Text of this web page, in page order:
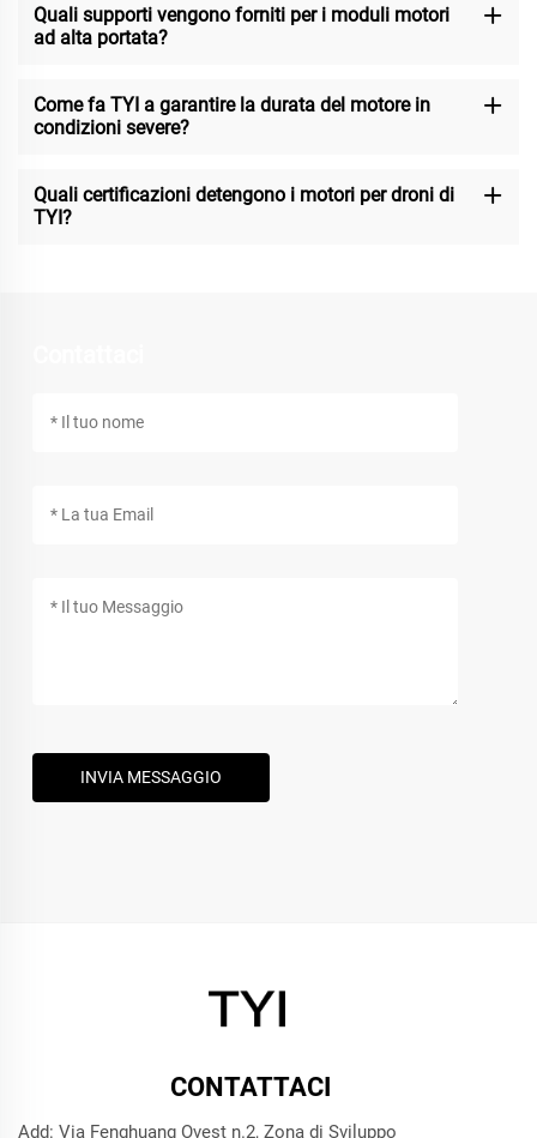
Quali supporti vengono forniti per i moduli motori
ad alta portata?
Come fa TYI a garantire la durata del motore in
condizioni severe?
Quali certificazioni detengono i motori per droni di
TYI?
INVIA MESSAGGIO
CONTATTACI
Add: Via Fenghuang Ovest n.2, Zona di Sviluppo